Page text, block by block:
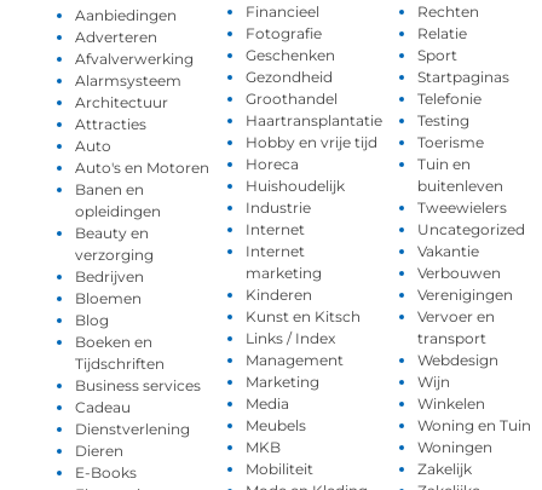
Aanbiedingen
Adverteren
Afvalverwerking
Alarmsysteem
Architectuur
Attracties
Auto
Auto's en Motoren
Banen en
opleidingen
Beauty en
verzorging
Bedrijven
Bloemen
Blog
Boeken en
Tijdschriften
Business services
Cadeau
Dienstverlening
Dieren
E-Books
Financieel
Fotografie
Geschenken
Gezondheid
Groothandel
Haartransplantatie
Hobby en vrije tijd
Horeca
Huishoudelijk
Industrie
Internet
Internet
marketing
Kinderen
Kunst en Kitsch
Links / Index
Management
Marketing
Media
Meubels
MKB
Mobiliteit
Rechten
Relatie
Sport
Startpaginas
Telefonie
Testing
Toerisme
Tuin en
buitenleven
Tweewielers
Uncategorized
Vakantie
Verbouwen
Verenigingen
Vervoer en
transport
Webdesign
Wijn
Winkelen
Woning en Tuin
Woningen
Zakelijk